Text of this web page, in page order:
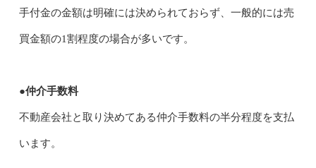
手付金の金額は明確には決められておらず、一般的には売
買金額の1割程度の場合が多いです。
●仲介手数料
不動産会社と取り決めてある仲介手数料の半分程度を支払
います。